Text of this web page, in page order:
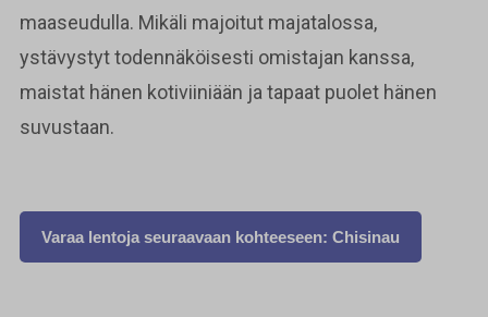
maaseudulla. Mikäli majoitut majatalossa,
ystävystyt todennäköisesti omistajan kanssa,
maistat hänen kotiviiniään ja tapaat puolet hänen
suvustaan.
Varaa lentoja seuraavaan kohteeseen: Chisinau